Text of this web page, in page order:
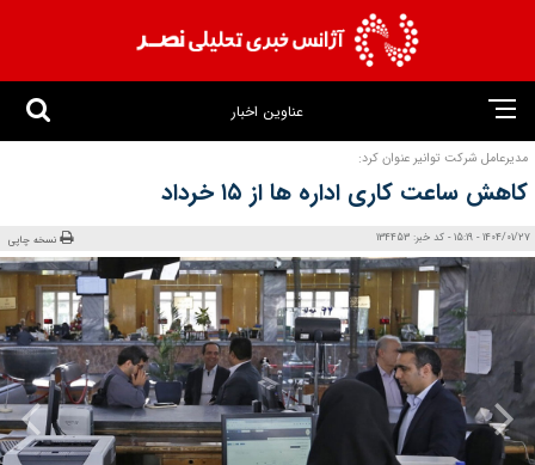
عناوین اخبار
مدیرعامل شرکت توانیر عنوان کرد:
کاهش ساعت کاری اداره‌ ها از ۱۵ خرداد
1404/01/27 - 15:19 - کد خبر: 134453 نسخه چاپی